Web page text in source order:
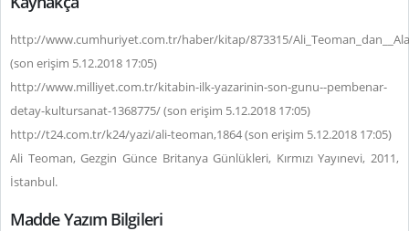
http://www.cumhuriyet.com.tr/haber/kitap/873315/
(son erişim 5.12.2018 17:05)
http://www.milliyet.com.tr/kitabin-ilk-yazarinin-son-gunu--pembenar-
detay-kultursanat-1368775/ (son erişim 5.12.2018 17:05)
http://t24.com.tr/k24/yazi/ali-teoman,1864 (son erişim 5.12.2018 17:05)
Ali Teoman, Gezgin Günce Britanya Günlükleri, Kırmızı Yayınevi, 2011,
İstanbul.
Madde Yazım Bilgileri